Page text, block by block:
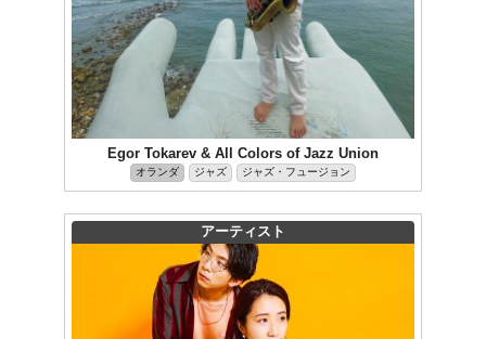
Egor Tokarev & All Colors of Jazz Union
オランダ ジャズ ジャズ・フュージョン
アーティスト